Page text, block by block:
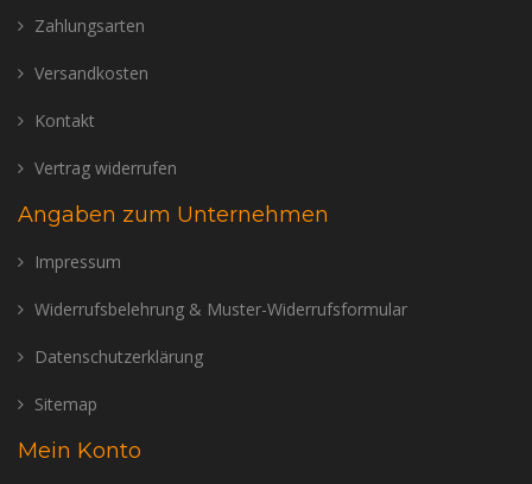
Zahlungsarten
Versandkosten
Kontakt
Vertrag widerrufen
Angaben zum Unternehmen
Impressum
Widerrufsbelehrung & Muster-Widerrufsformular
Datenschutzerklärung
Sitemap
Mein Konto